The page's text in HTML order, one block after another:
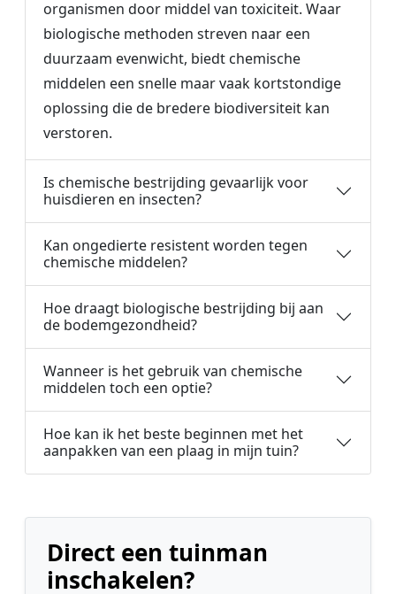
organismen door middel van toxiciteit. Waar
biologische methoden streven naar een
duurzaam evenwicht, biedt chemische
middelen een snelle maar vaak kortstondige
oplossing die de bredere biodiversiteit kan
verstoren.
Is chemische bestrijding gevaarlijk voor
huisdieren en insecten?
Kan ongedierte resistent worden tegen
chemische middelen?
Hoe draagt biologische bestrijding bij aan
de bodemgezondheid?
Wanneer is het gebruik van chemische
middelen toch een optie?
Hoe kan ik het beste beginnen met het
aanpakken van een plaag in mijn tuin?
Direct een tuinman
inschakelen?